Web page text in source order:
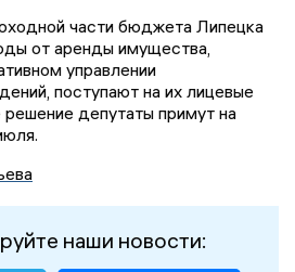
части бюджета Липецка
от аренды имущества,
управлении
поступают на их лицевые
депутаты примут на
наши новости: